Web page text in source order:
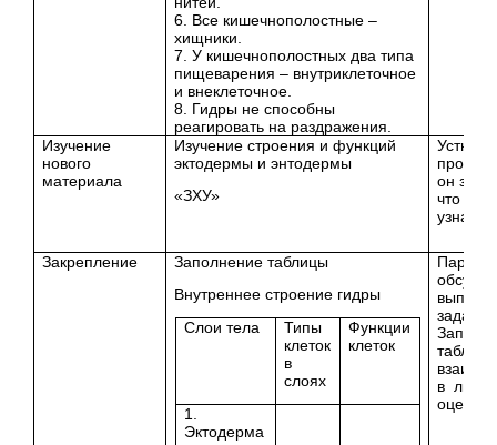
6. Все кишечнополостные –
хищники.
7. У кишечнополостных два типа
пищеварения – внутриклеточное
и внеклеточное.
8. Гидры не способны
реагировать на раздражения.
Изучение
нового
материала
Изучение строения и функций
эктодермы и энтодермы
«ЗХУ»
Устно
он
что
узнать
Закрепление
Заполнение таблицы
Внутреннее строение гидры
Слои тела
Типы
клеток
в
слоях
Функции
клеток
1.
Эктодерма
Парное
задания
в